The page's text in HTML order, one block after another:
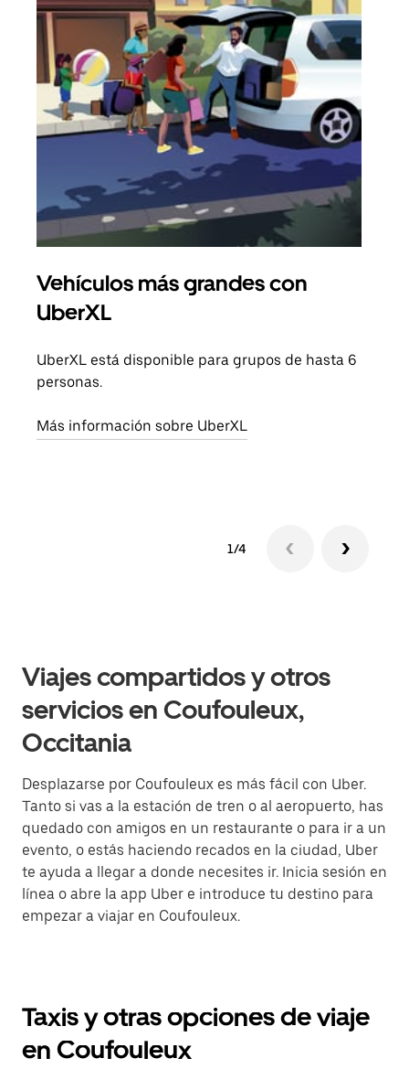
Vehículos más grandes con
UberXL
UberXL está disponible para grupos de hasta 6
personas.
Más información sobre UberXL
1/4
Viajes compartidos y otros
servicios en Coufouleux,
Occitania
Desplazarse por Coufouleux es más fácil con Uber.
Tanto si vas a la estación de tren o al aeropuerto, has
quedado con amigos en un restaurante o para ir a un
evento, o estás haciendo recados en la ciudad, Uber
te ayuda a llegar a donde necesites ir. Inicia sesión en
línea o abre la app Uber e introduce tu destino para
empezar a viajar en Coufouleux.
Taxis y otras opciones de viaje
en Coufouleux